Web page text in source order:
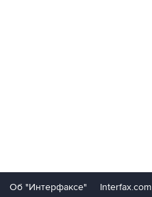
Об "Интерфаксе" Interfax.com